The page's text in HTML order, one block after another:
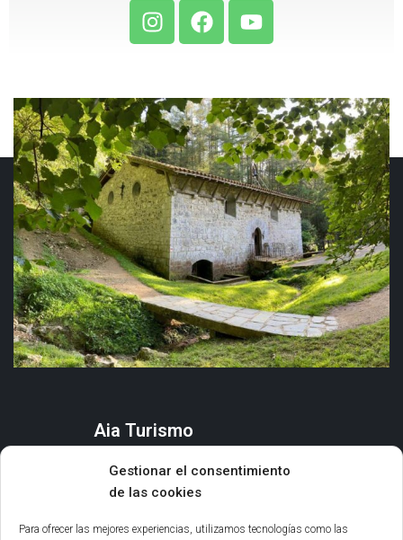
Gestionar el consentimiento
de las cookies
Para ofrecer las mejores experiencias, utilizamos tecnologías como las
Aia Turismo
QUÉ HACER
AGENDA Y EVENTOS